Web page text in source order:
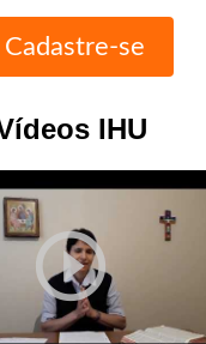
IHU
play_circle_outline